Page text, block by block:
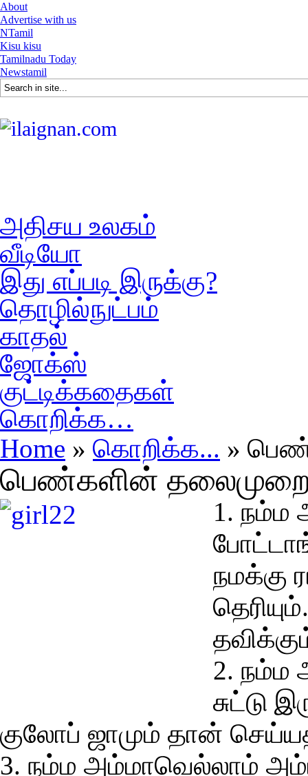
About
Advertise with us
NTamil
Kisu kisu
Tamilnadu Today
Newstamil
அதிசய உலகம்
வீடியோ
இது எப்படி இருக்கு?
தொழில்நுட்பம்
காதல்
ஜோக்ஸ்
குட்டிக்கதைகள்
கொறிக்க…
Home » கொறிக்க... »
பெண்களின்
1. நம்ம
நமக்கு
2. நம்ம
சுட்டு
குலோப் ஜாமும் தான்
3. நம்ம அம்மாவெல்லாம்